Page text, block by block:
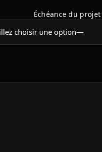
Échéance du projet